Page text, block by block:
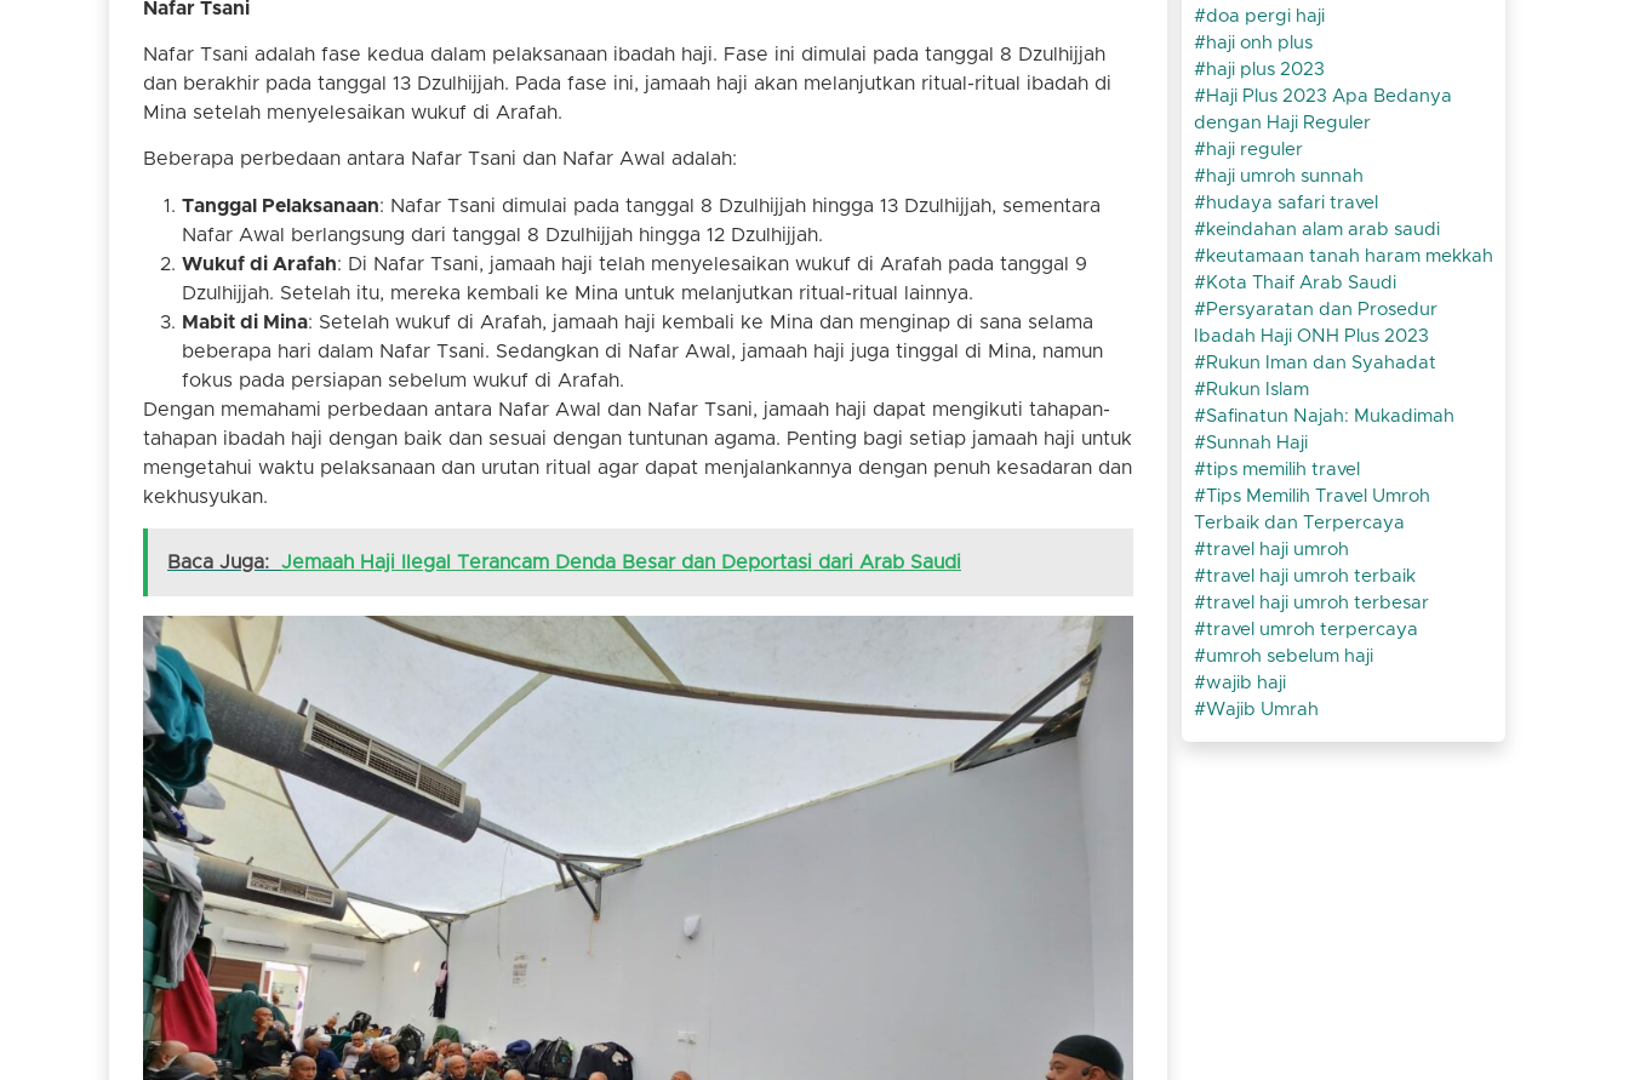
Nafar Tsani
Nafar Tsani adalah fase kedua dalam pelaksanaan ibadah haji. Fase ini dimulai pada tanggal 8 Dzulhijjah
dan berakhir pada tanggal 13 Dzulhijjah. Pada fase ini, jamaah haji akan melanjutkan ritual-ritual ibadah di
Mina setelah menyelesaikan wukuf di Arafah.
Beberapa perbedaan antara Nafar Tsani dan Nafar Awal adalah:
Tanggal Pelaksanaan: Nafar Tsani dimulai pada tanggal 8 Dzulhijjah hingga 13 Dzulhijjah, sementara
Nafar Awal berlangsung dari tanggal 8 Dzulhijjah hingga 12 Dzulhijjah.
Wukuf di Arafah: Di Nafar Tsani, jamaah haji telah menyelesaikan wukuf di Arafah pada tanggal 9
Dzulhijjah. Setelah itu, mereka kembali ke Mina untuk melanjutkan ritual-ritual lainnya.
Mabit di Mina: Setelah wukuf di Arafah, jamaah haji kembali ke Mina dan menginap di sana selama
beberapa hari dalam Nafar Tsani. Sedangkan di Nafar Awal, jamaah haji juga tinggal di Mina, namun
fokus pada persiapan sebelum wukuf di Arafah.
Dengan memahami perbedaan antara Nafar Awal dan Nafar Tsani, jamaah haji dapat mengikuti tahapan-
tahapan ibadah haji dengan baik dan sesuai dengan tuntunan agama. Penting bagi setiap jamaah haji untuk
mengetahui waktu pelaksanaan dan urutan ritual agar dapat menjalankannya dengan penuh kesadaran dan
kekhusyukan.
Baca Juga: Jemaah Haji Ilegal Terancam Denda Besar dan Deportasi dari Arab Saudi
doa pergi haji
haji onh plus
haji plus 2023
Haji Plus 2023 Apa Bedanya
dengan Haji Reguler
haji reguler
haji umroh sunnah
hudaya safari travel
keindahan alam arab saudi
keutamaan tanah haram mekkah
Kota Thaif Arab Saudi
Persyaratan dan Prosedur
Ibadah Haji ONH Plus 2023
Rukun Iman dan Syahadat
Rukun Islam
Safinatun Najah: Mukadimah
Sunnah Haji
tips memilih travel
Tips Memilih Travel Umroh
Terbaik dan Terpercaya
travel haji umroh
travel haji umroh terbaik
travel haji umroh terbesar
travel umroh terpercaya
umroh sebelum haji
wajib haji
Wajib Umrah